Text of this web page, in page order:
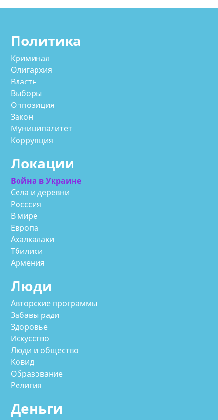
Политика
Криминал
Олигархия
Власть
Выборы
Оппозиция
Закон
Муниципалитет
Коррупция
Локации
Война в Украине
Села и деревни
Росссия
В мире
Европа
Ахалкалаки
Тбилиси
Армения
Люди
Авторские программы
Забавы ради
Здоровье
Искусство
Люди и общество
Ковид
Образование
Религия
Деньги